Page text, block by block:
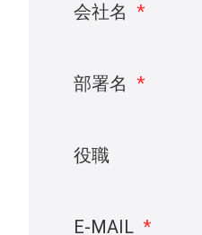
会社名 *
部署名 *
役職
E-MAIL *